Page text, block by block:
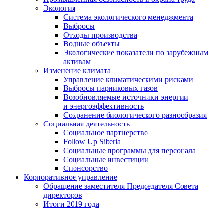
Экология
Система экологического менеджмента
Выбросы
Отходы производства
Водные объекты
Экологические показатели по зарубежным
активам
Изменение климата
Управление климатическими рисками
Выбросы парниковых газов
Возобновляемые источники энергии
и энергоэффективность
Сохранение биологического разнообразия
Социальная деятельность
Социальное партнерство
Follow Up Siberia
Социальные программы для персонала
Социальные инвестиции
Спонсорство
Корпоративное управление
Обращение заместителя Председателя Совета
директоров
Итоги 2019 года